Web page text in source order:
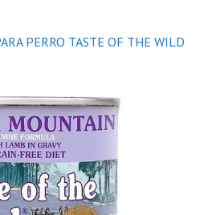
PERRO TASTE OF THE WILD